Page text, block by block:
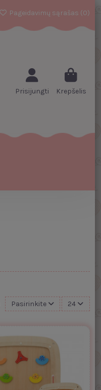
Pageidavimų sąrašas (0)
Prisijungti Krepšelis
Pasirinkite 24